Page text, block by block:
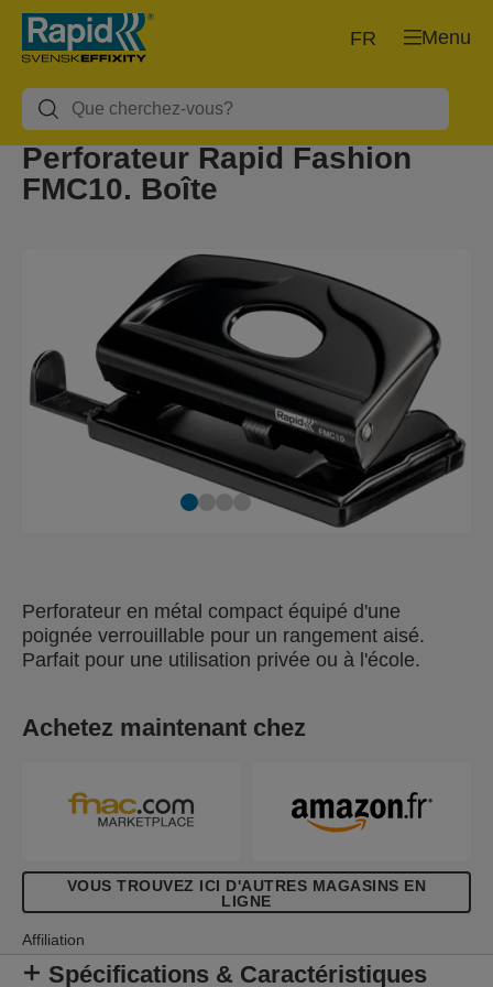
Menu
FR
Perforateur Rapid Fashion
FMC10. Boîte
Perforateur en métal compact équipé d'une
poignée verrouillable pour un rangement aisé.
Parfait pour une utilisation privée ou à l'école.
Achetez maintenant chez
VOUS TROUVEZ ICI D'AUTRES MAGASINS EN
LIGNE
Affiliation
Spécifications & Caractéristiques